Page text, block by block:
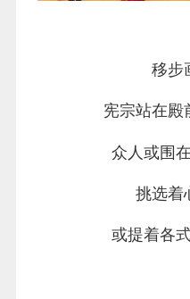
移步
宪宗站在殿
众人或围
挑选着
或提着各